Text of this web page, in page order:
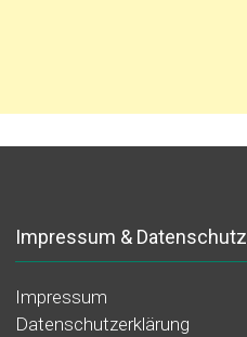
Impressum & Datenschutz
Impressum
Datenschutzerklärung